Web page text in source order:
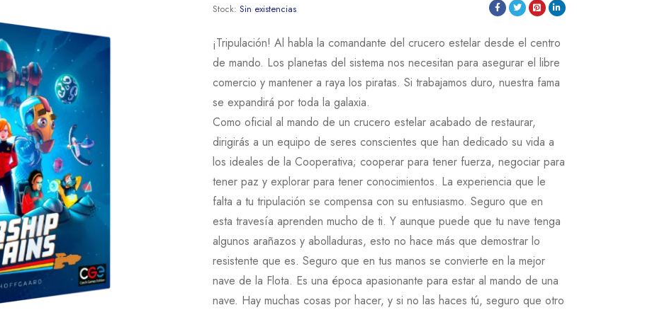
Stock: Sin existencias
¡Tripulación! Al habla la comandante del crucero estelar desde el centro
de mando. Los planetas del sistema nos necesitan para asegurar el libre
comercio y mantener a raya los piratas. Si trabajamos duro, nuestra fama
se expandirá por toda la galaxia.
Como oficial al mando de un crucero estelar acabado de restaurar,
dirigirás a un equipo de seres conscientes que han dedicado su vida a
los ideales de la Cooperativa; cooperar para tener fuerza, negociar para
tener paz y explorar para tener conocimientos. La experiencia que le
falta a tu tripulación se compensa con su entusiasmo. Seguro que en
esta travesía aprenden mucho de ti. Y aunque puede que tu nave tenga
algunos arañazos y abolladuras, esto no hace más que demostrar lo
resistente que es. Seguro que en tus manos se convierte en la mejor
nave de la Flota. Es una época apasionante para estar al mando de una
nave. Hay muchas cosas por hacer, y si no las haces tú, seguro que otro